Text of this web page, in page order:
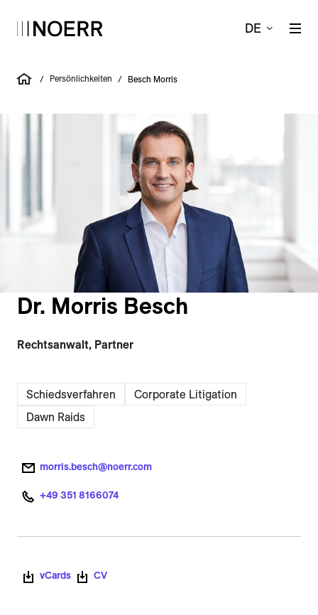
DE
/ Persönlichkeiten / Besch Morris
Dr. Morris Besch
Rechtsanwalt, Partner
Schiedsverfahren
Corporate Litigation
Dawn Raids
morris.besch@noerr.com
+49 351 8166074
vCards CV